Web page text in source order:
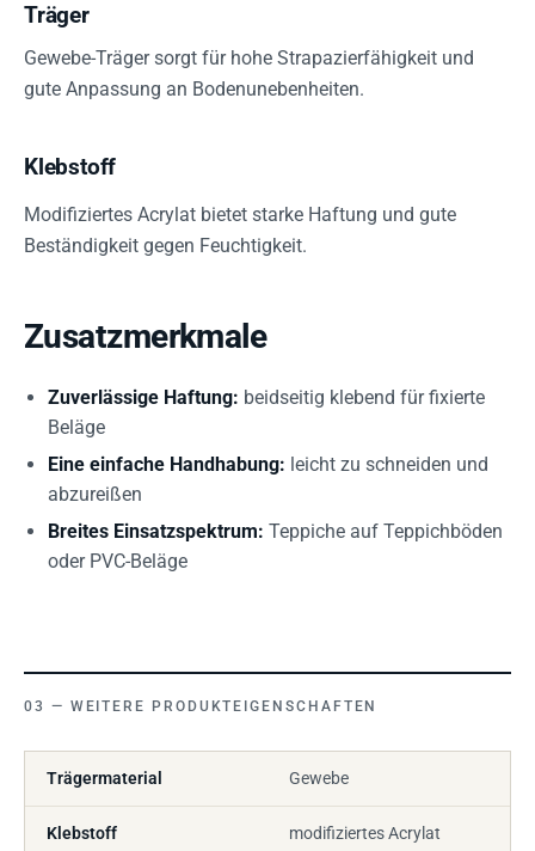
Träger
Gewebe-Träger sorgt für hohe Strapazierfähigkeit und
gute Anpassung an Bodenunebenheiten.
Klebstoff
Modifiziertes Acrylat bietet starke Haftung und gute
Beständigkeit gegen Feuchtigkeit.
Zusatzmerkmale
Zuverlässige Haftung: beidseitig klebend für fixierte
Beläge
Eine einfache Handhabung: leicht zu schneiden und
abzureißen
Breites Einsatzspektrum: Teppiche auf Teppichböden
oder PVC-Beläge
WEITERE PRODUKTEIGENSCHAFTEN
Trägermaterial Gewebe
Klebstoff modifiziertes Acrylat